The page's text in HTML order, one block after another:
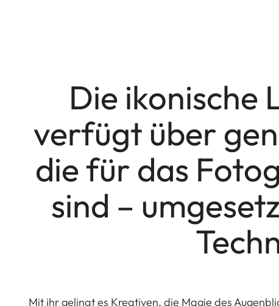
Die ikonische
verfügt über
die für das
sind –
Mit ihr gelingt es Kreativen, die Magie des